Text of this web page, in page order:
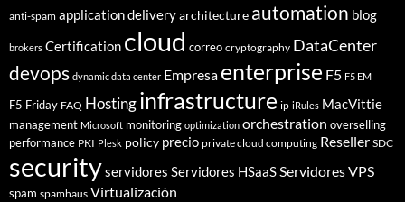
anti-spam application deliveryarchitecture automation blog
brokers Certification cloud correo cryptography DataCenter
devops dynamic data center Empresa enterprise F5 F5 EM
F5 Friday FAQ Hostinginfrastructure ip iRules MacVittie
management Microsoft monitoring optimization orchestration overselling
performance PKI Plesk policy precio private cloud computing Reseller SDC
securityservidores Servidores HSaaSServidores VPS
spam spamhaus Virtualización